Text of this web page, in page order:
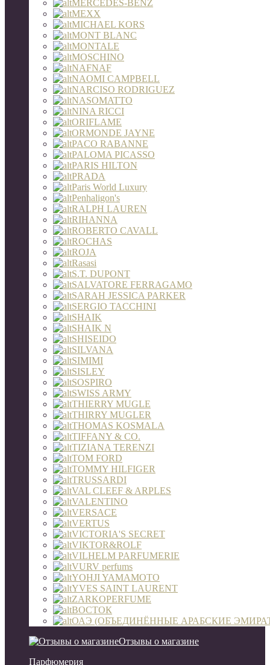
MERCEDES-BENZ
MEXX
MICHAEL KORS
MONT BLANC
MONTALE
MOSCHINO
NAFNAF
NAOMI CAMPBELL
NARCISO RODRIGUEZ
NASOMATTO
NINA RICCI
ORIFLAME
ORMONDE JAYNE
PACO RABANNE
PALOMA PICASSO
PARIS HILTON
PRADA
Paris World Luxury
Penhaligon's
RALPH LAUREN
RIHANNA
ROBERTO CAVALL
ROCHAS
ROJA
Rasasi
S.T. DUPONT
SALVATORE FERRAGAMO
SARAH JESSICA PARKER
SERGIO TACCHINI
SHAIK
SHAIK N
SHISEIDO
SILVANA
SIMIMI
SISLEY
SOSPIRO
SWISS ARMY
THIERRY MUGLE
THIRRY MUGLER
THOMAS KOSMALA
TIFFANY & CO.
TIZIANA TERENZI
TOM FORD
TOMMY HILFIGER
TRUSSARDI
VAL CLEEF & ARPLES
VALENTINO
VERSACE
VERTUS
VICTORIA'S SECRET
VIKTOR&ROLF
VILHELM PARFUMERIE
VURV perfums
YOHJI YAMAMOTO
YVES SAINT LAURENT
ZARKOPERFUME
ВОСТОК
ОАЭ (ОБЪЕДИНЁННЫЕ АРАБСКИЕ
Отзывы о магазине
Парфюмерия